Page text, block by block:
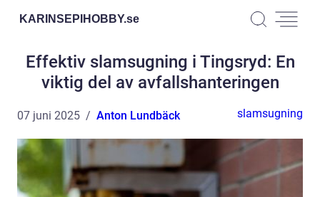
KARINSEPIHOBBY.se
Effektiv slamsugning i Tingsryd: En
viktig del av avfallshanteringen
07 juni 2025 Anton Lundbäck slamsugning